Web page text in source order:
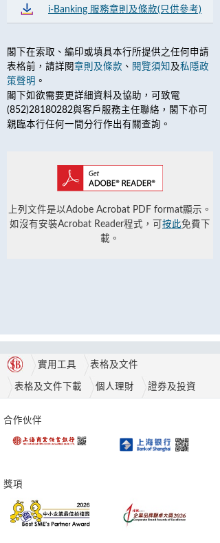
i-Banking 服務章則及條款(只供參考)
閣下在索取、編印或填具本行所提供之任何申請
表格前，請詳閱章則及條款 、 閱覽須知 及私隱政
策聲明 。
閣下如欲需要更詳細資料及協助，可致電
(852)28180282與客戶服務主任聯絡，閣下亦可
親臨本行任何一間分行作出有關查詢。
上列文件是以Adobe Acrobat PDF format顯示。
如沒有安裝Acrobat Reader程式，可 按此免費下
載。
實用工具 表格及文件
表格及文件下載 個人理財 證券及投資
合作伙伴
獎項